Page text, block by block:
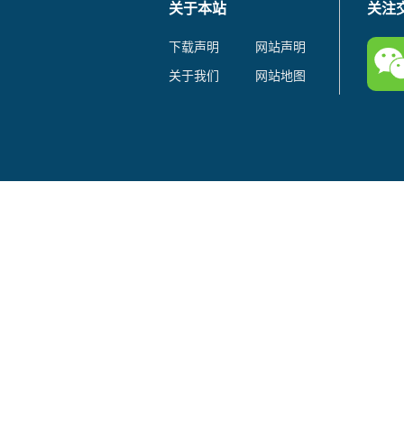
关于本站
下载声明
网站声明
关于我们
网站地图
关注